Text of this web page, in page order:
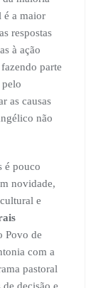
é a maior
respostas
à ação
parte
as causas
não
é pouco
novidade,
e
Povo de
com a
pastoral